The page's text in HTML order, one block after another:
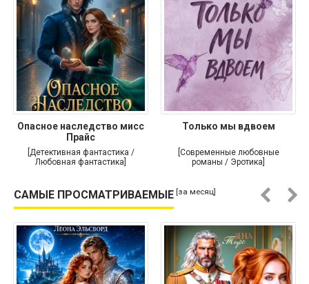
Опасное наследство мисс
Прайс
[Детективная фантастика /
Любовная фантастика]
Только мы вдвоем
[Современные любовные
романы / Эротика]
САМЫЕ ПРОСМАТРИВАЕМЫЕ [за месяц]